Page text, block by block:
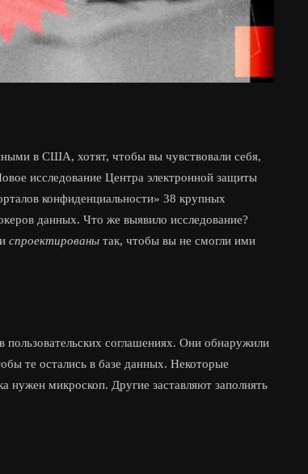
в США, хотят, чтобы вы чувствовали себя,
исследование Центра электронной защиты
конфиденциальности» 38 крупных
данных. Что же выявило исследование?
спроектированы так, чтобы вы не смогли ими
соглашениях. Они обнаружили
те остались в базе данных. Некоторые
нужен микроскоп. Другие заставляют заполнять